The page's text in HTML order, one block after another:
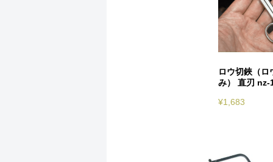
ロウ切鋏（ロ
み） 直刃 nz-
¥1,683